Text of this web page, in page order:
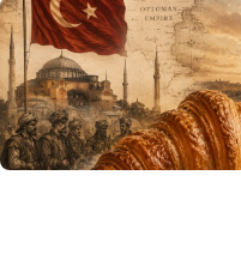
Humaniora
Gelombang panas bisa
hingga depresi pada
peneliti
Indonesia•06 Aug 2026